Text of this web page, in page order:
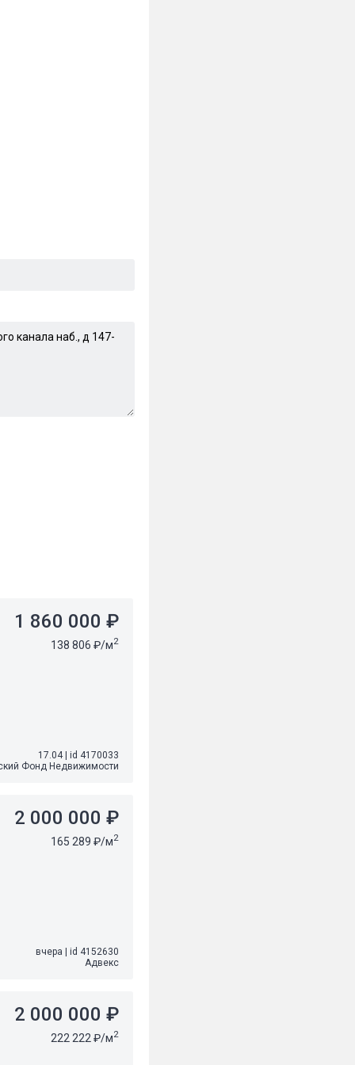
1 860 000 ₽
138 806 ₽/м2
17.04| id 4170033
Фонд Недвижимости
2 000 000 ₽
165 289 ₽/м2
вчера
id 4152630
Адвекс
2 000 000 ₽
222 222 ₽/м2